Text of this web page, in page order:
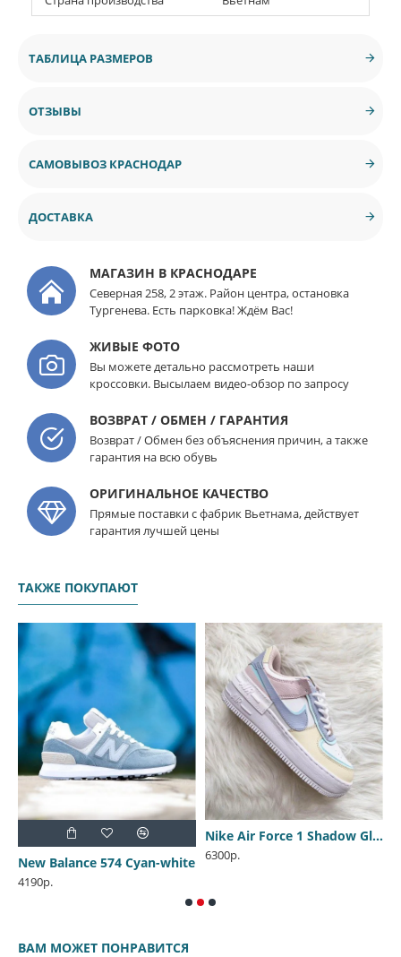
ТАБЛИЦА РАЗМЕРОВ
ОТЗЫВЫ
САМОВЫВОЗ КРАСНОДАР
ДОСТАВКА
МАГАЗИН В КРАСНОДАРЕ
Северная 258, 2 этаж. Район центра, остановка
Тургенева. Есть парковка! Ждём Вас!
ЖИВЫЕ ФОТО
Вы можете детально рассмотреть наши
кроссовки. Высылаем видео-обзор по запросу
ВОЗВРАТ / ОБМЕН / ГАРАНТИЯ
Возврат / Обмен без объяснения причин, а также
гарантия на всю обувь
ОРИГИНАЛЬНОЕ КАЧЕСТВО
Прямые поставки с фабрик Вьетнама, действует
гарантия лучшей цены
ТАКЖЕ ПОКУПАЮТ
New Balance 574 Cyan-white
4190р.
Nike Air Force 1 Shadow Glacier Blue
6300р.
ВАМ МОЖЕТ ПОНРАВИТСЯ